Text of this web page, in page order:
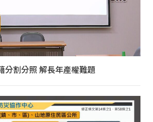
分割分照 解長年產權難題